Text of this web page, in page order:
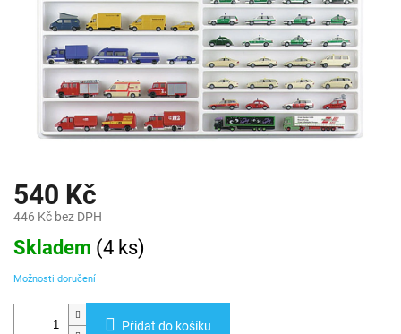
540 Kč
446 Kč bez DPH
Měrná
cena:
Skladem (4 ks)
Možnosti doručení
Přidat do košíku